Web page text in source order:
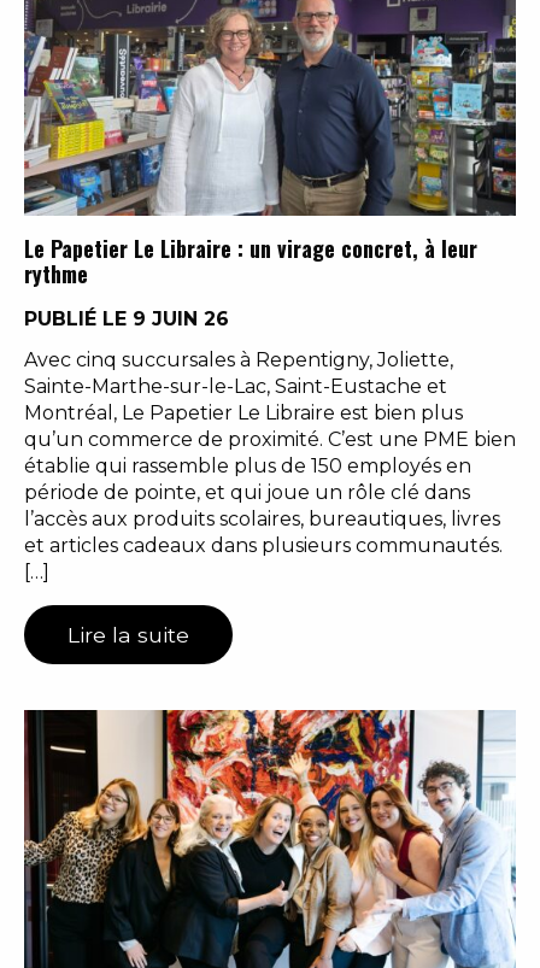
Le Papetier Le Libraire : un virage concret, à leur
rythme
PUBLIÉ LE 9 JUIN 26
Avec cinq succursales à Repentigny, Joliette,
Sainte-Marthe-sur-le-Lac, Saint-Eustache et
Montréal, Le Papetier Le Libraire est bien plus
qu’un commerce de proximité. C’est une PME bien
établie qui rassemble plus de 150 employés en
période de pointe, et qui joue un rôle clé dans
l’accès aux produits scolaires, bureautiques, livres
et articles cadeaux dans plusieurs communautés.
[…]
Lire la suite